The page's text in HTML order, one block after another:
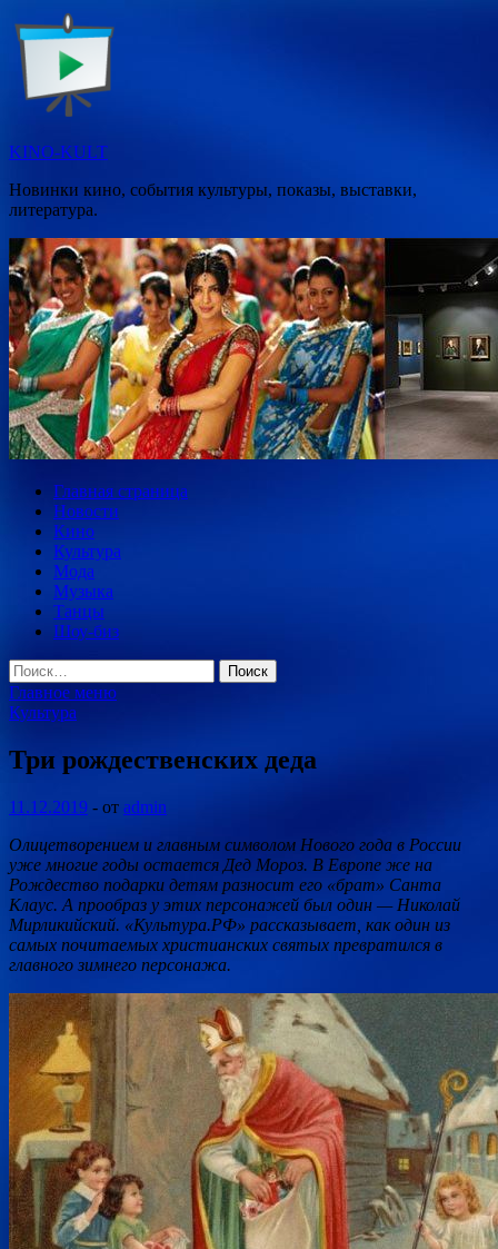
Перейти
к
содержимому
KINO-KULT
Новинки кино, события культуры, показы, выставки,
литература.
Главная страница
Новости
Кино
Культура
Мода
Музыка
Танцы
Шоу-биз
Найти:
Главное меню
Культура
Три рождественских деда
11.12.2019 - от admin
Олицетворением и главным символом Нового года в России
уже многие годы остается Дед Мороз. В Европе же на
Рождество подарки детям разносит его «брат» Санта
Клаус. А прообраз у этих персонажей был один — Николай
Мирликийский. «Культура.РФ» рассказывает, как один из
самых почитаемых христианских святых превратился в
главного зимнего персонажа.